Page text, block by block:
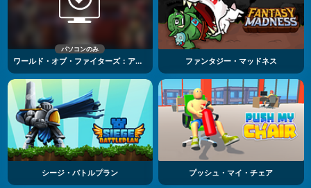
パソコンのみ
ワールド・オブ・ファイターズ：アイアン・フィスト ファンタジー・マッドネス
シージ・バトルプラン プッシュ・マイ・チェア